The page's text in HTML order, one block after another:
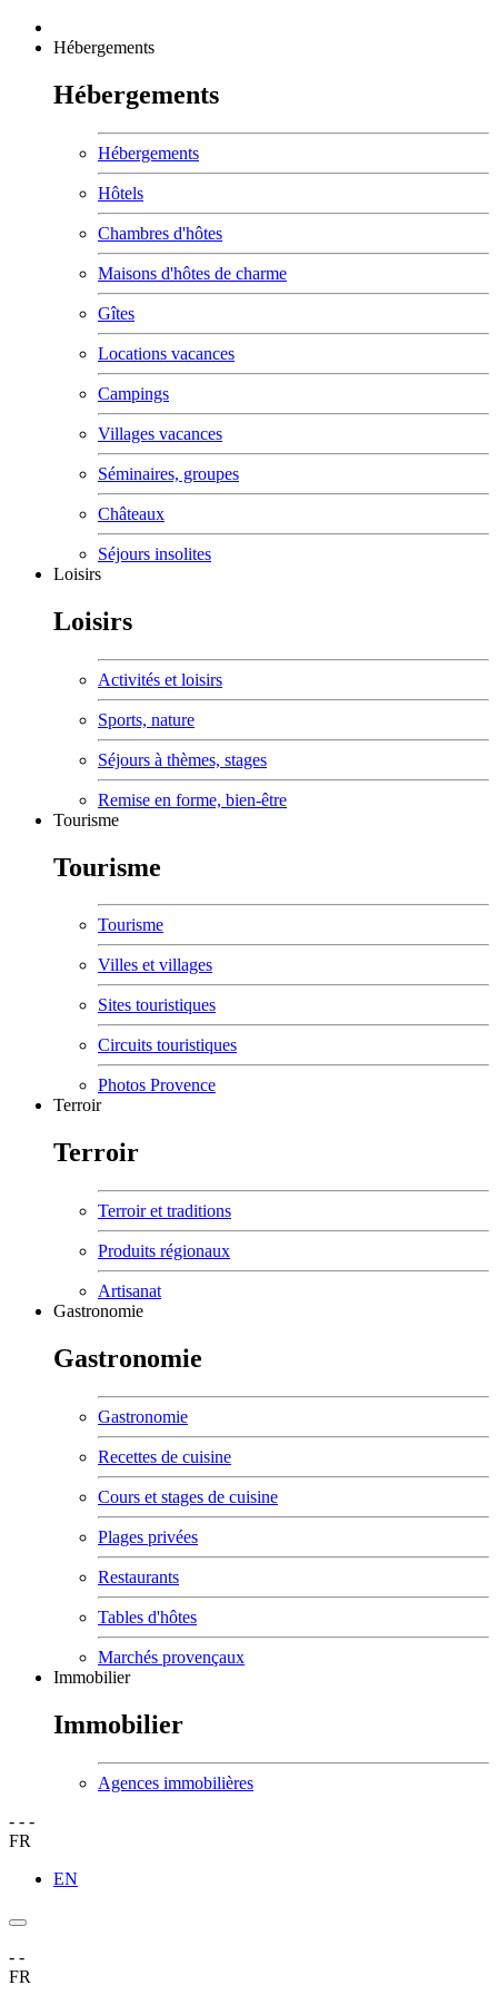
Hébergements
Hébergements
Hébergements
Hôtels
Chambres d'hôtes
Maisons d'hôtes de charme
Gîtes
Locations vacances
Campings
Villages vacances
Séminaires, groupes
Châteaux
Séjours insolites
Loisirs
Loisirs
Activités et loisirs
Sports, nature
Séjours à thèmes, stages
Remise en forme, bien-être
Tourisme
Tourisme
Tourisme
Villes et villages
Sites touristiques
Circuits touristiques
Photos Provence
Terroir
Terroir
Terroir et traditions
Produits régionaux
Artisanat
Gastronomie
Gastronomie
Gastronomie
Recettes de cuisine
Cours et stages de cuisine
Plages privées
Restaurants
Tables d'hôtes
Marchés provençaux
Immobilier
Immobilier
Agences immobilières
- - -
FR
EN
- -
FR